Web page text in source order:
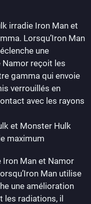
irradie Iron Man et
Lorsqu’Iron Man
une
reçoit les
gamma qui envoie
verrouillés en
avec les rayons
et Monster Hulk
maximum
Iron Man et Namor
Man utilise
une amélioration
les radiations, il